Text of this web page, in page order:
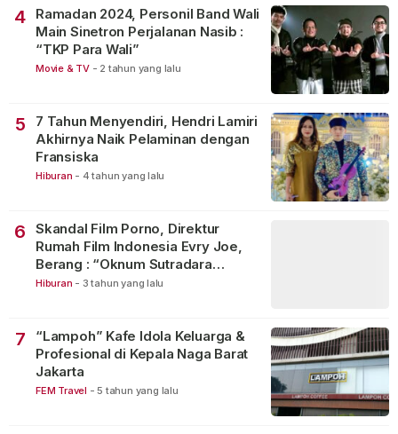
4
Ramadan 2024, Personil Band Wali
Main Sinetron Perjalanan Nasib :
“TKP Para Wali”
Movie & TV - 2 tahun yang lalu
5
7 Tahun Menyendiri, Hendri Lamiri
Akhirnya Naik Pelaminan dengan
Fransiska
Hiburan - 4 tahun yang lalu
6
Skandal Film Porno, Direktur
Rumah Film Indonesia Evry Joe,
Berang : “Oknum Sutradara
Merusak Perfilman Indonesia”!
Hiburan - 3 tahun yang lalu
7
“Lampoh” Kafe Idola Keluarga &
Profesional di Kepala Naga Barat
Jakarta
FEM Travel - 5 tahun yang lalu